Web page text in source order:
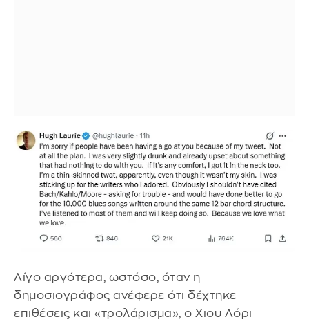
Λίγο αργότερα, ωστόσο, όταν η
δημοσιογράφος ανέφερε ότι δέχτηκε
επιθέσεις και «τρολάρισμα», ο Χιου Λόρι